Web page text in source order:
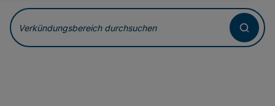
Verkündungsbereich durchsuchen